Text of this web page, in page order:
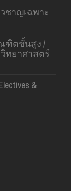
ชาญเฉพาะ
ฑิตชั้นสูง /
ทยาศาสตร์
&